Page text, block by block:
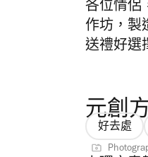
各位情侶
作坊，製
送禮好選
元創
好去處